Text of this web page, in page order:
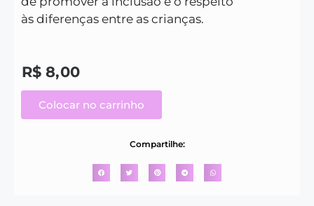
às diferenças entre as crianças.
R$ 8,00
Colocar no carrinho
Compartilhe: